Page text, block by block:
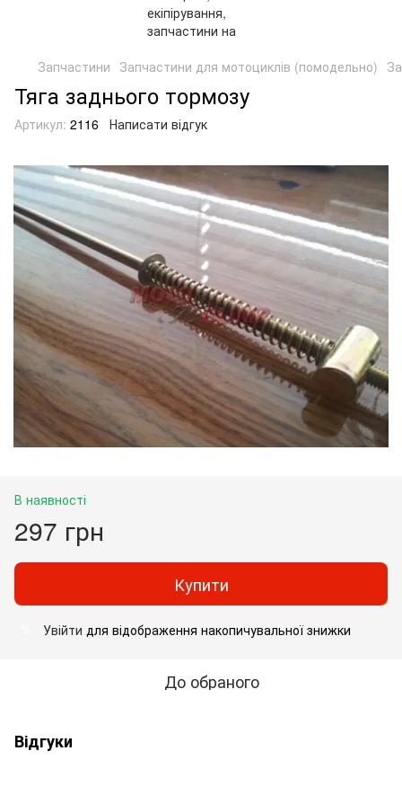
Запчастини Запчастини для мотоциклів (помодельно)
Тяга заднього тормозу
Артикул: 2116 Написати відгук
В наявності
297 грн
Купити
Увійти для відображення накопичувальної знижки
До обраного
Відгуки